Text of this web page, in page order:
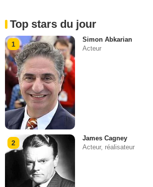
Top stars du jour
1
Simon Abkarian
Acteur
2
James Cagney
Acteur, réalisateur